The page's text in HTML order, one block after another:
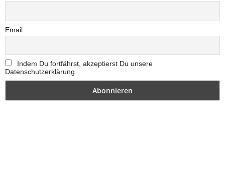
Email
Indem Du fortfährst, akzeptierst Du unsere
Datenschutzerklärung.